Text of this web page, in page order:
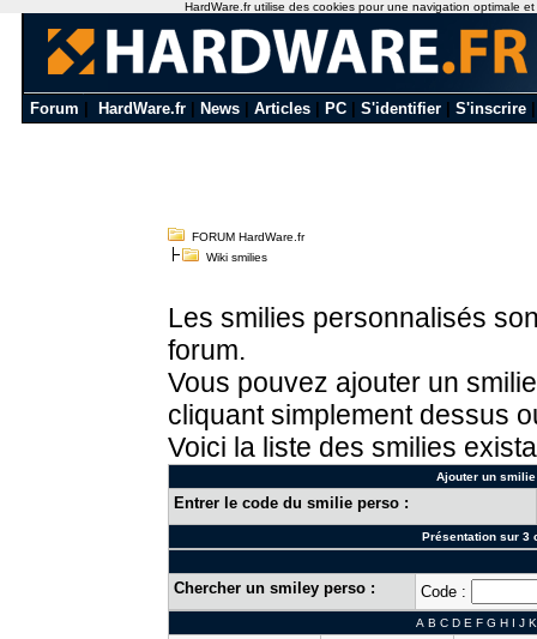
Forum HardWare.fr News Articles PC S'identifier S'inscrire
FORUM HardWare.fr
Wiki smilies
Les smilies personnalisés
forum.
Vous pouvez ajouter un
cliquant simplement dessus
Voici la liste des smilies
Ajouter un
Entrer le code du smilie perso :
Présentation sur 3
Chercher un smiley perso : Code :
A B C D E F G H I J K
HardWare.fr utilise des cookies pour une navigation optimale